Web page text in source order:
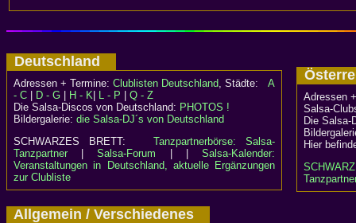
Deutschland
Adressen + Termine: Clublisten Deutschland, Städte: A
- C
D - G H - K L - P
Q - Z
Die Salsa-Discos von Deutschland: PHOTOS !
Bildergalerie: die Salsa-DJ´s von Deutschland
SCHWARZES BRETT:Tanzpartnerbörse: Salsa-
Tanzpartner|Salsa-Forum | |Salsa-Kalender:
Veranstaltungen in Deutschland, aktuelle Ergänzungen
zur Clubliste
Adressen
Salsa-
Die
Hier
Allgemein / Verschiedenes